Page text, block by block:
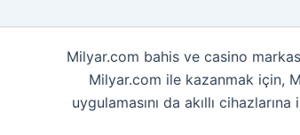
Milyar.com bahis ve casino
Milyar.com ile kazanmak için,
uygulamasını da akıllı